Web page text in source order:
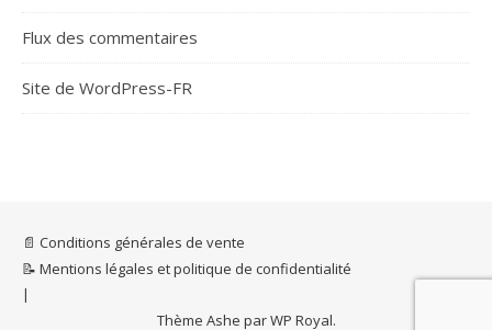
Flux des commentaires
Site de WordPress-FR
📄 Conditions générales de vente
📝 Mentions légales et politique de confidentialité
Thème Ashe parWP Royal.